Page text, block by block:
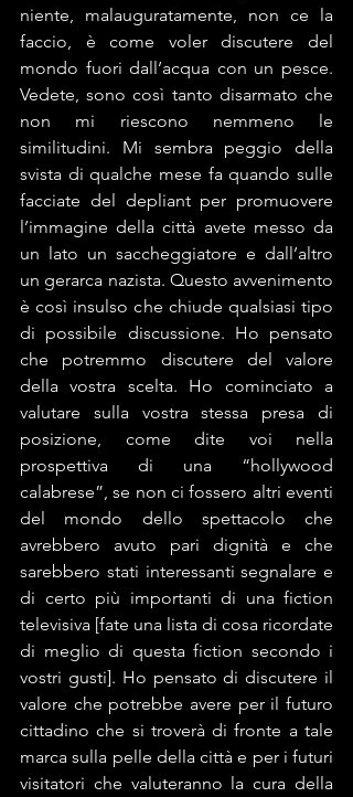
niente, malauguratamente, non ce la
faccio, è come voler discutere del
mondo fuori dall’acqua con un pesce.
Vedete, sono così tanto disarmato che
non mi riescono nemmeno le
similitudini. Mi sembra peggio della
svista di qualche mese fa quando sulle
facciate del depliant per promuovere
l’immagine della città avete messo da
un lato un saccheggiatore e dall’altro
un gerarca nazista. Questo avvenimento
è così insulso che chiude qualsiasi tipo
di possibile discussione. Ho pensato
che potremmo discutere del valore
della vostra scelta. Ho cominciato a
valutare sulla vostra stessa presa di
posizione, come dite voi nella
prospettiva di una “hollywood
calabrese”, se non ci fossero altri eventi
del mondo dello spettacolo che
avrebbero avuto pari dignità e che
sarebbero stati interessanti segnalare e
di certo più importanti di una fiction
televisiva [fate una lista di cosa ricordate
di meglio di questa fiction secondo i
vostri gusti]. Ho pensato di discutere il
valore che potrebbe avere per il futuro
cittadino che si troverà di fronte a tale
marca sulla pelle della città e per i futuri
visitatori che valuteranno la cura della